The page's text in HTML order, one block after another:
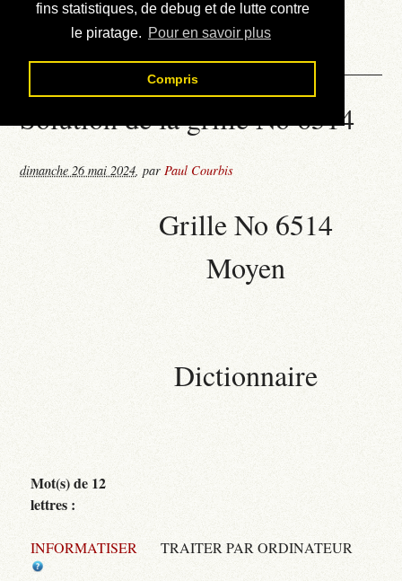
fins statistiques, de debug et de lutte contre
le piratage. Pour en savoir plus
Compris
Téléchargement
Contact
Solution de la grille No 6514
dimanche 26 mai 2024,parPaul Courbis
Grille No 6514
Moyen
Dictionnaire
Mot(s) de 12
lettres :
INFORMATISER TRAITER PAR ORDINATEUR